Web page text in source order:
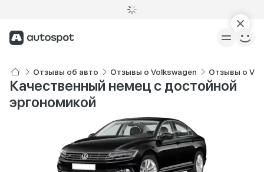
Отзывы об авто Отзывы о Volkswagen Отзывы о
Качественный немец с достойной
эргономикой